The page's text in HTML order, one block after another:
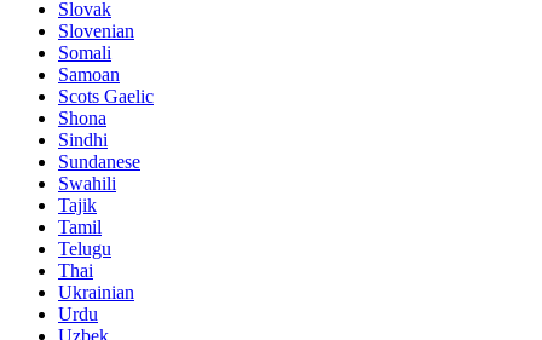
Slovak
Slovenian
Somali
Samoan
Scots Gaelic
Shona
Sindhi
Sundanese
Swahili
Tajik
Tamil
Telugu
Thai
Ukrainian
Urdu
Uzbek